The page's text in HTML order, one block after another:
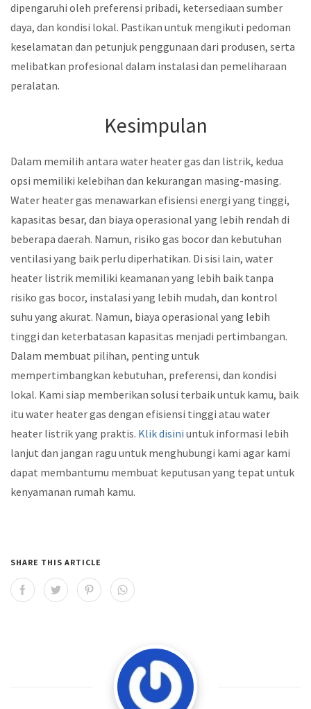
dipengaruhi oleh preferensi pribadi, ketersediaan sumber
daya, dan kondisi lokal. Pastikan untuk mengikuti pedoman
keselamatan dan petunjuk penggunaan dari produsen, serta
melibatkan profesional dalam instalasi dan pemeliharaan
peralatan.
Kesimpulan
Dalam memilih antara water heater gas dan listrik, kedua
opsi memiliki kelebihan dan kekurangan masing-masing.
Water heater gas menawarkan efisiensi energi yang tinggi,
kapasitas besar, dan biaya operasional yang lebih rendah di
beberapa daerah. Namun, risiko gas bocor dan kebutuhan
ventilasi yang baik perlu diperhatikan. Di sisi lain, water
heater listrik memiliki keamanan yang lebih baik tanpa
risiko gas bocor, instalasi yang lebih mudah, dan kontrol
suhu yang akurat. Namun, biaya operasional yang lebih
tinggi dan keterbatasan kapasitas menjadi pertimbangan.
Dalam membuat pilihan, penting untuk
mempertimbangkan kebutuhan, preferensi, dan kondisi
lokal. Kami siap memberikan solusi terbaik untuk kamu, baik
itu water heater gas dengan efisiensi tinggi atau water
heater listrik yang praktis. Klik disini untuk informasi lebih
lanjut dan jangan ragu untuk menghubungi kami agar kami
dapat membantumu membuat keputusan yang tepat untuk
kenyamanan rumah kamu.
SHARE THIS ARTICLE